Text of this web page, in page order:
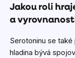
Jakou roli
a
Serotoninu se
hladina bývá